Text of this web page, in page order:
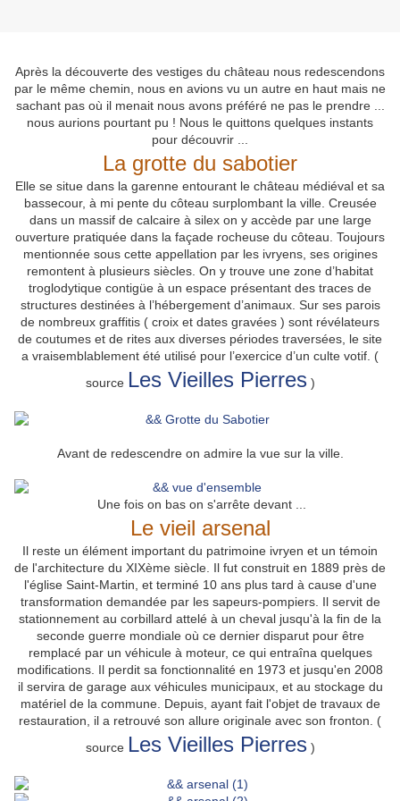
Après la découverte des vestiges du château nous redescendons
par le même chemin, nous en avions vu un autre en haut mais ne
sachant pas où il menait nous avons préféré ne pas le prendre ...
nous aurions pourtant pu ! Nous le quittons quelques instants
pour découvrir ...
La grotte du sabotier
Elle se situe dans la garenne entourant le château médiéval et sa
bassecour, à mi pente du côteau surplombant la ville. Creusée
dans un massif de calcaire à silex on y accède par une large
ouverture pratiquée dans la façade rocheuse du côteau. Toujours
mentionnée sous cette appellation par les ivryens, ses origines
remontent à plusieurs siècles. On y trouve une zone d’habitat
troglodytique contigüe à un espace présentant des traces de
structures destinées à l’hébergement d’animaux. Sur ses parois
de nombreux graffitis ( croix et dates gravées ) sont révélateurs
de coutumes et de rites aux diverses périodes traversées, le site
a vraisemblablement été utilisé pour l’exercice d’un culte votif. (
source Les Vieilles Pierres)
Avant de redescendre on admire la vue sur la ville.
Une fois on bas on s'arrête devant ...
Le vieil arsenal
Il reste un élément important du patrimoine ivryen et un témoin
de l'architecture du XIXème siècle. Il fut construit en 1889 près de
l'église Saint-Martin, et terminé 10 ans plus tard à cause d'une
transformation demandée par les sapeurs-pompiers. Il servit de
stationnement au corbillard attelé à un cheval jusqu'à la fin de la
seconde guerre mondiale où ce dernier disparut pour être
remplacé par un véhicule à moteur, ce qui entraîna quelques
modifications. Il perdit sa fonctionnalité en 1973 et jusqu'en 2008
il servira de garage aux véhicules municipaux, et au stockage du
matériel de la commune. Depuis, ayant fait l'objet de travaux de
restauration, il a retrouvé son allure originale avec son fronton. (
source Les Vieilles Pierres)